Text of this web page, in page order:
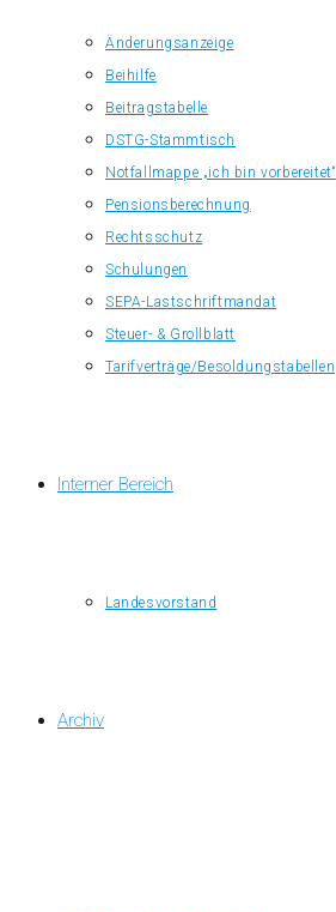
Änderungsanzeige
Beihilfe
Beitragstabelle
DSTG-Stammtisch
Notfallmappe „ich bin vorbereitet“
Pensionsberechnung
Rechtsschutz
Schulungen
SEPA-Lastschriftmandat
Steuer- & Grollblatt
Tarifverträge/Besoldungstabellen
Interner Bereich
Landesvorstand
Archiv